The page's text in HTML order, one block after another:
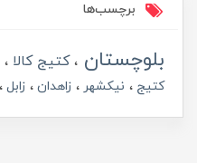
برچسب‌ها
بلوچستان کتیج کالا
کتیج
نیکشهر زاهدان زابل